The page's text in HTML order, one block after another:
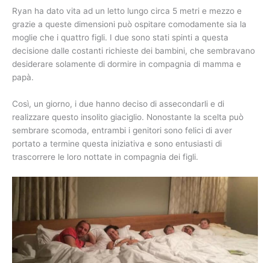
Ryan ha dato vita ad un letto lungo circa 5 metri e mezzo e
grazie a queste dimensioni può ospitare comodamente sia la
moglie che i quattro figli. I due sono stati spinti a questa
decisione dalle costanti richieste dei bambini, che sembravano
desiderare solamente di dormire in compagnia di mamma e
papà.
Così, un giorno, i due hanno deciso di assecondarli e di
realizzare questo insolito giaciglio. Nonostante la scelta può
sembrare scomoda, entrambi i genitori sono felici di aver
portato a termine questa iniziativa e sono entusiasti di
trascorrere le loro nottate in compagnia dei figli.